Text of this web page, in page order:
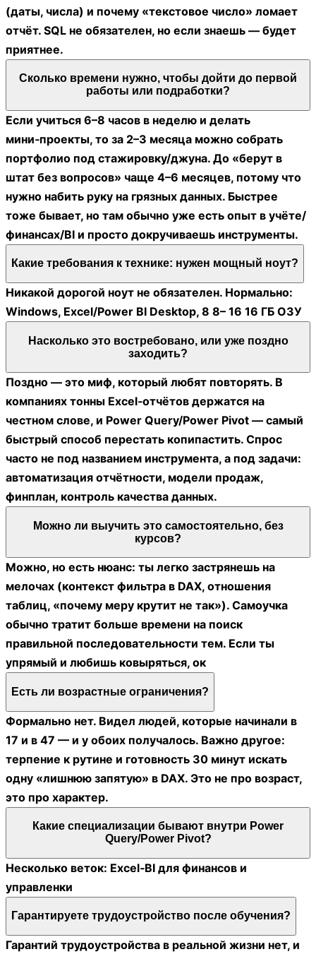
(даты, числа) и почему «текстовое число» ломает
отчёт. SQL не обязателен, но если знаешь — будет
приятнее.
Сколько времени нужно, чтобы дойти до первой
работы или подработки?
Если учиться 6–8 часов в неделю и делать
мини‑проекты, то за 2–3 месяца можно собрать
портфолио под стажировку/джуна. До «берут в
штат без вопросов» чаще 4–6 месяцев, потому что
нужно набить руку на грязных данных. Быстрее
тоже бывает, но там обычно уже есть опыт в учёте/
финансах/BI и просто докручиваешь инструменты.
Какие требования к технике: нужен мощный ноут?
Никакой дорогой ноут не обязателен. Нормально:
Windows, Excel/Power BI Desktop, 8 8– 16 16 ГБ ОЗУ
Насколько это востребовано, или уже поздно
заходить?
Поздно — это миф, который любят повторять. В
компаниях тонны Excel‑отчётов держатся на
честном слове, и Power Query/Power Pivot — самый
быстрый способ перестать копипастить. Спрос
часто не под названием инструмента, а под задачи:
автоматизация отчётности, модели продаж,
финплан, контроль качества данных.
Можно ли выучить это самостоятельно, без
курсов?
Можно, но есть нюанс: ты легко застрянешь на
мелочах (контекст фильтра в DAX, отношения
таблиц, «почему меру крутит не так»). Самоучка
обычно тратит больше времени на поиск
правильной последовательности тем. Если ты
упрямый и любишь ковыряться, ок
Есть ли возрастные ограничения?
Формально нет. Видел людей, которые начинали в
17 и в 47 — и у обоих получалось. Важно другое:
терпение к рутине и готовность 30 минут искать
одну «лишнюю запятую» в DAX. Это не про возраст,
это про характер.
Какие специализации бывают внутри Power
Query/Power Pivot?
Несколько веток: Excel‑BI для финансов и
управленки
Гарантируете трудоустройство после обучения?
Гарантий трудоустройства в реальной жизни нет, и